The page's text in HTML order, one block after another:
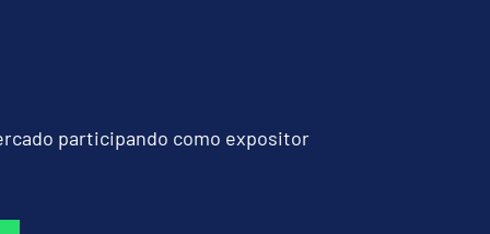
participando como expositor